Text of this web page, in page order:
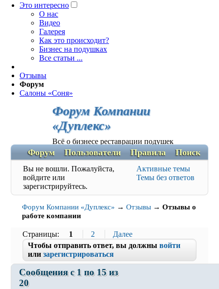
Это интересно
O нас
Видео
Галерея
Как это происходит?
Бизнес на подушках
Все статьи ...
Отзывы
Форум
Салоны «Соня»
Форум Компании
«Дуплекс»
Всё о бизнесе реставрации подушек
Форум Пользователи Правила Поиск
Вы не вошли. Пожалуйста,
войдите или
зарегистрируйтесь.
Активные темы
Темы без ответов
Форум Компании «Дуплекс» →Отзывы →Отзывы о
работе компании
Страницы 1 2
Далее
Чтобы отправить ответ, вы должнывойти
илизарегистрироваться
Сообщения с 1 по 15 из
20